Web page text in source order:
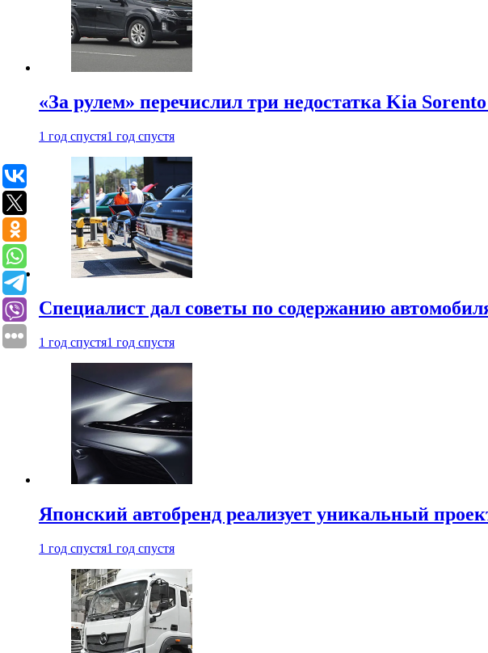
«За рулем» перечислил три недостатка Kia
1 год спустя1 год спустя
Специалист дал советы по содержанию
1 год спустя1 год спустя
Японский автобренд реализует уникальный
1 год спустя1 год спустя